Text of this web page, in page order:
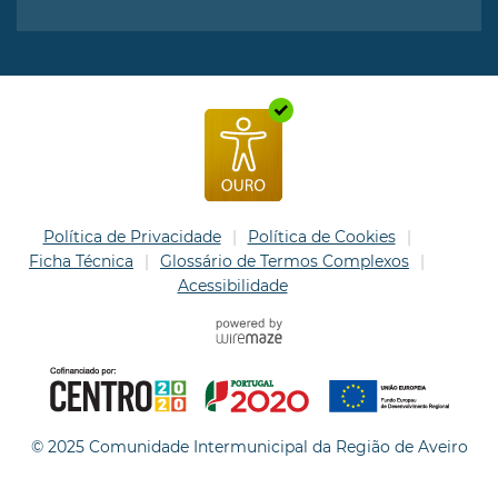
Política de Privacidade
Política de Cookies
Ficha Técnica
Glossário de Termos Complexos
Acessibilidade
© 2025 Comunidade Intermunicipal da Região de Aveiro